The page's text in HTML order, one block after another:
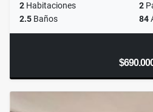
2 Habitaciones 2
2.5 Baños 84